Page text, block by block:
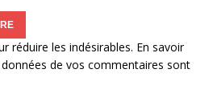
réduire les indésirables. En savoir
de vos commentaires sont